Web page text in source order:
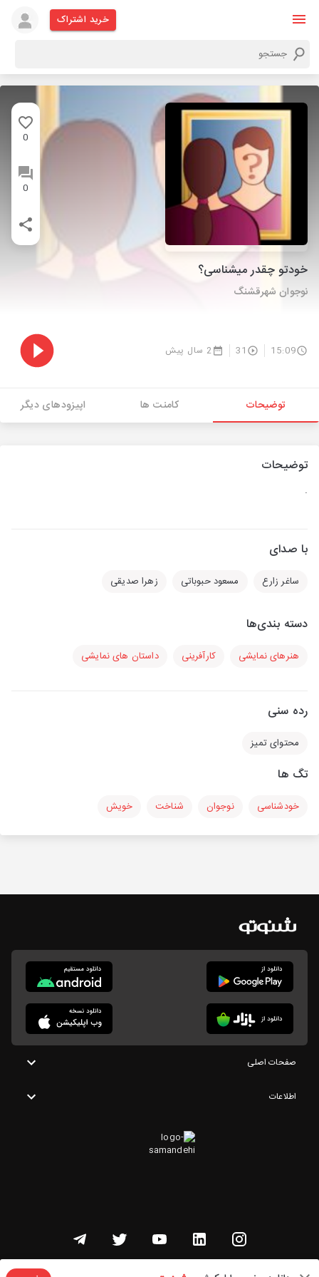
خرید اشتراک
0
0
خودتو چقدر میشناسی؟
نوجوان شهرقشنگ
15:09
31 2 سال پیش
توضیحات کامنت ها اپیزودهای دیگر
توضیحات
.
با صدای
ساغر زارع مسعود حبوباتی زهرا صدیقی
دسته بندی‌ها
هنرهای نمایشی کارآفرینی داستان های نمایشی
رده سنی
محتوای تمیز
تگ ها
خودشناسی نوجوان شناخت خویش
صفحات اصلی
اطلاعات
تمامی حقوق این وبسایت متعلق به شنوتو است